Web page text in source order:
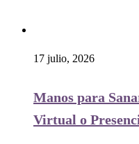
17 julio, 2026
Manos para
Virtual o